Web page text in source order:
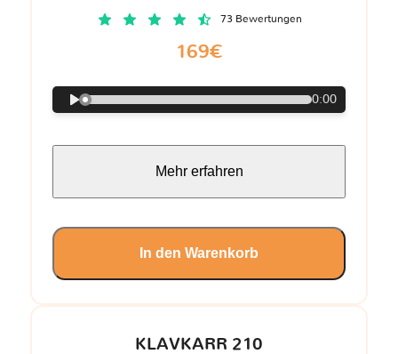
KLAVKARR 210
73 Bewertungen
169€
0:00
Mehr erfahren
In den Warenkorb